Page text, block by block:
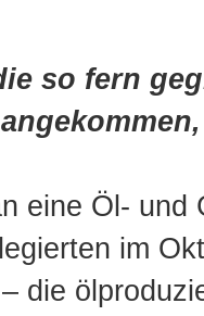
so fern
eine Öl- und
im
die